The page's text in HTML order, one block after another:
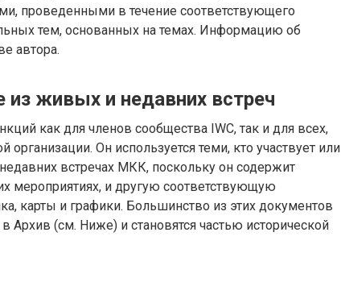
проведенными в течение соответствующего
тем, основанных на темах. Информацию об
автора.
живых и недавних встреч
как для членов сообщества IWC, так и для всех,
организации. Он используется теми, кто участвует или
встречах МКК, поскольку он содержит
мероприятиях, и другую соответствующую
карты и графики. Большинство из этих документов
Архив (см. Ниже) и становятся частью исторической